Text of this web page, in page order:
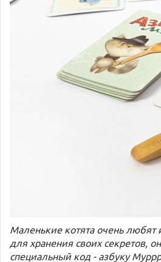
Маленькие котята очень любят
для хранения своих секретов,
специальный код - азбуку